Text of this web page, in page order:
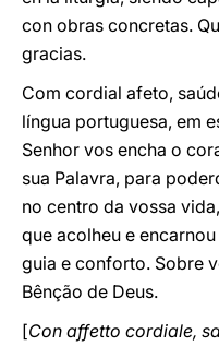
con obras concretas.
gracias.
Com cordial afeto,
língua portuguesa, em
Senhor vos encha o
sua Palavra, para
no centro da vossa
que acolheu e
guia e conforto. Sobre
Bênção de Deus.
[Con affetto cordiale,